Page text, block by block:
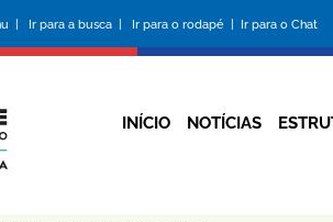
| Ir para a busca | Ir para o rodapé | Ir para o Chat
INÍCIO NOTÍCIAS